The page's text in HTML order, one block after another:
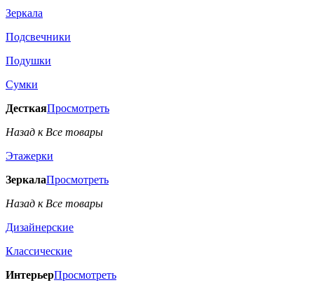
Зеркала
Подсвечники
Подушки
Сумки
ДесткаяПросмотреть
Назад к Все товары
Этажерки
ЗеркалаПросмотреть
Назад к Все товары
Дизайнерские
Классические
ИнтерьерПросмотреть